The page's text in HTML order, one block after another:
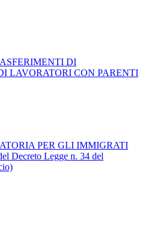
DI
LAVORATORI CON PARENTI
PER GLI IMMIGRATI
Decreto Legge n. 34 del